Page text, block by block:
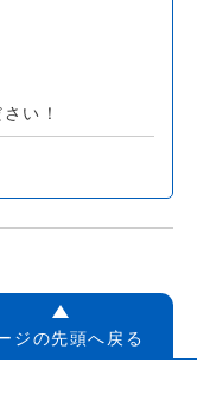
い！
ジの先頭へ戻る